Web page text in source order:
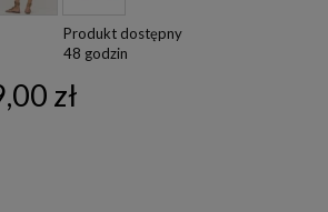
Produkt dostępny
48 godzin
zł